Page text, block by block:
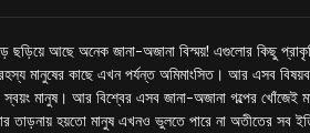
ছড়িয়ে আছে অনেক জানা-অজানা বিস্ময়! এগুলোর কিছু
মানুষের কাছে এখন পর্যন্ত অমিমাংসিত। আর এসব
স্বয়ং মানুষ। আর বিশ্বের এসব জানা-অজানা গল্পের খোঁজেই
তাড়নায় হয়তো মানুষ এখনও ভুলতে পারে না অতীতের সব